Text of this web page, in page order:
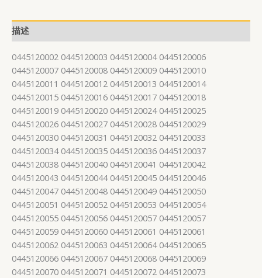
描述
0445120002 0445120003 0445120004 0445120006
0445120007 0445120008 0445120009 0445120010
0445120011 0445120012 0445120013 0445120014
0445120015 0445120016 0445120017 0445120018
0445120019 0445120020 0445120024 0445120025
0445120026 0445120027 0445120028 0445120029
0445120030 0445120031 0445120032 0445120033
0445120034 0445120035 0445120036 0445120037
0445120038 0445120040 0445120041 0445120042
0445120043 0445120044 0445120045 0445120046
0445120047 0445120048 0445120049 0445120050
0445120051 0445120052 0445120053 0445120054
0445120055 0445120056 0445120057 0445120057
0445120059 0445120060 0445120061 0445120061
0445120062 0445120063 0445120064 0445120065
0445120066 0445120067 0445120068 0445120069
0445120070 0445120071 0445120072 0445120073